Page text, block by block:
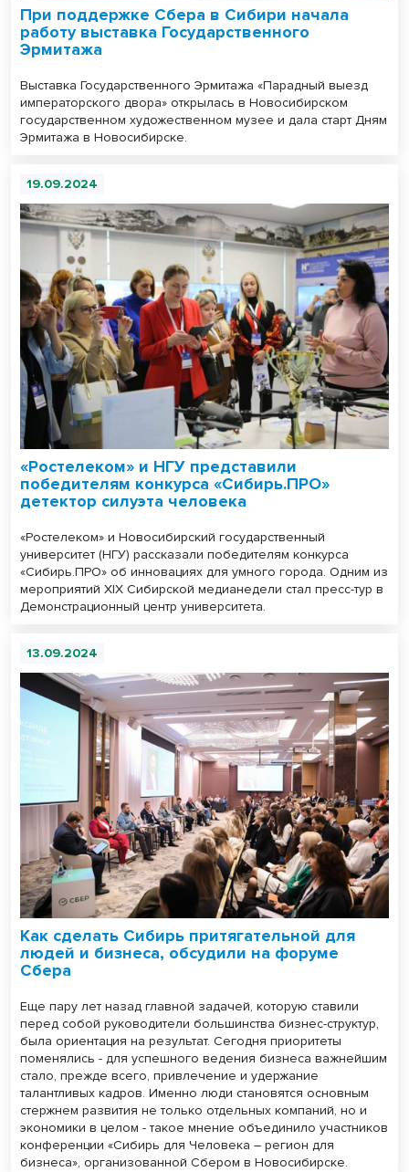
При поддержке Сбера в Сибири начала
работу выставка Государственного
Эрмитажа
Выставка Государственного Эрмитажа «Парадный выезд
императорского двора» открылась в Новосибирском
государственном художественном музее и дала старт Дням
Эрмитажа в Новосибирске.
19.09.2024
«Ростелеком» и НГУ представили
победителям конкурса «Сибирь.ПРО»
детектор силуэта человека
«Ростелеком» и Новосибирский государственный
университет (НГУ) рассказали победителям конкурса
«Сибирь.ПРО» об инновациях для умного города. Одним из
мероприятий XIX Сибирской медианедели стал пресс-тур в
Демонстрационный центр университета.
13.09.2024
Как сделать Сибирь притягательной для
людей и бизнеса, обсудили на форуме
Сбера
Еще пару лет назад главной задачей, которую ставили
перед собой руководители большинства бизнес-структур,
была ориентация на результат. Сегодня приоритеты
поменялись - для успешного ведения бизнеса важнейшим
стало, прежде всего, привлечение и удержание
талантливых кадров. Именно люди становятся основным
стержнем развития не только отдельных компаний, но и
экономики в целом - такое мнение объединило участников
конференции «Сибирь для Человека – регион для
бизнеса», организованной Сбером в Новосибирске.